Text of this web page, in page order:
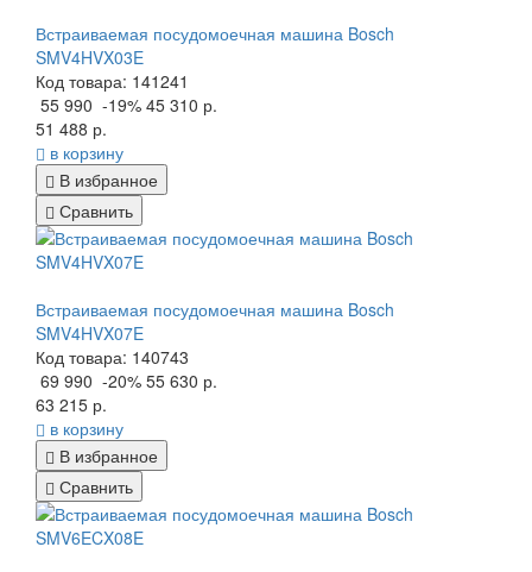
Встраиваемая посудомоечная машина Bosch
SMV4HVX03E
Код товара: 141241
55 990 -19% 45 310 р.
51 488 р.
в корзину
В избранное
Сравнить
Встраиваемая посудомоечная машина Bosch
SMV4HVX07E
Код товара: 140743
69 990 -20% 55 630 р.
63 215 р.
в корзину
В избранное
Сравнить